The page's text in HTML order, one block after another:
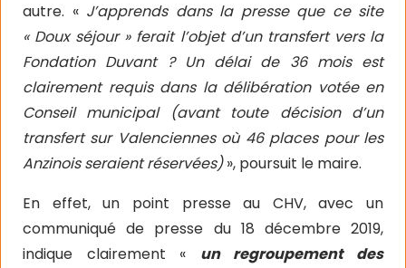
autre. « J’apprends dans la presse que ce site
« Doux séjour » ferait l’objet d’un transfert vers la
Fondation Duvant ? Un délai de 36 mois est
clairement requis dans la délibération votée en
Conseil municipal (avant toute décision d’un
transfert sur Valenciennes où 46 places pour les
Anzinois seraient réservées)», poursuit le maire.
En effet, un point presse au CHV, avec un
communiqué de presse du 18 décembre 2019,
indique clairement « un regroupement des